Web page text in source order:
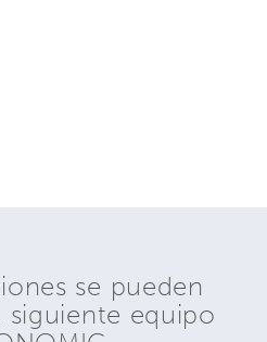
se pueden
equipo